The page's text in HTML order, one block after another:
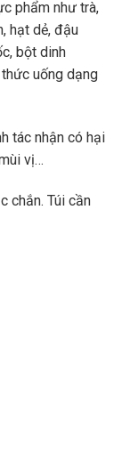
phẩm như trà,
hạt dẻ, đậu
bột dinh
uống dạng
tác nhận có hại
vị…
chắn. Túi cần